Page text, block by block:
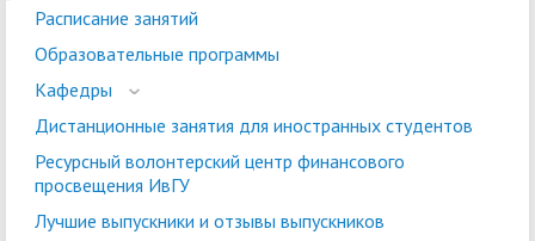
Расписание занятий
Образовательные программы
Кафедры
Дистанционные занятия для иностранных студентов
Ресурсный волонтерский центр финансового
просвещения ИвГУ
Лучшие выпускники и отзывы выпускников